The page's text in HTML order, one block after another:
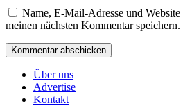
Name, E-Mail-Adresse und
meinen nächsten Kommentar speichern.
Über uns
Advertise
Kontakt